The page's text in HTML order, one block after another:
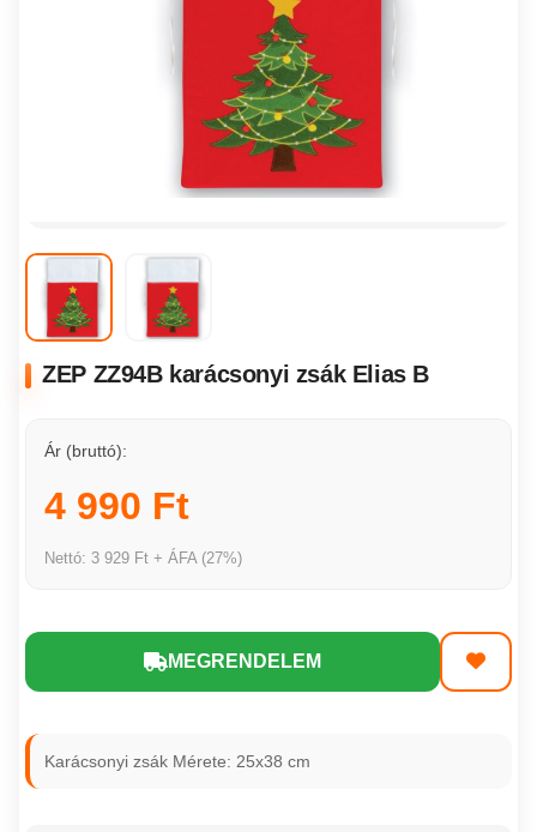
ZEP ZZ94B karácsonyi zsák Elias B
Ár (bruttó):
4 990 Ft
Nettó: 3 929 Ft + ÁFA (27%)
MEGRENDELEM
Karácsonyi zsák Mérete: 25x38 cm